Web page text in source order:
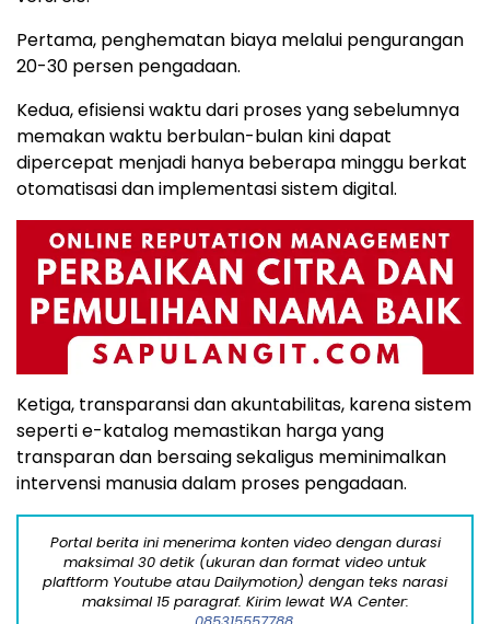
Pertama, penghematan biaya melalui pengurangan
20-30 persen pengadaan.
Kedua, efisiensi waktu dari proses yang sebelumnya
memakan waktu berbulan-bulan kini dapat
dipercepat menjadi hanya beberapa minggu berkat
otomatisasi dan implementasi sistem digital.
Ketiga, transparansi dan akuntabilitas, karena sistem
seperti e-katalog memastikan harga yang
transparan dan bersaing sekaligus meminimalkan
intervensi manusia dalam proses pengadaan.
Portal berita ini menerima konten video dengan durasi
maksimal 30 detik (ukuran dan format video untuk
plaftform Youtube atau Dailymotion) dengan teks narasi
maksimal 15 paragraf. Kirim lewat WA Center: